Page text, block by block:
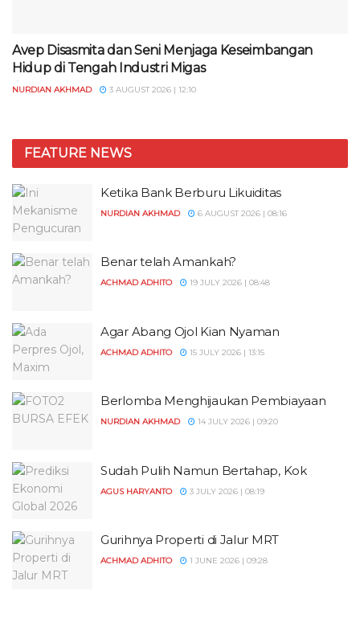
Avep Disasmita dan Seni Menjaga Keseimbangan
Hidup di Tengah Industri Migas
NURDIAN AKHMAD 3 AUGUST 2026 | 12:10
FEATURE NEWS
Ketika Bank Berburu Likuiditas
NURDIAN AKHMAD 6 AUGUST 2026 | 08:16
Benar telah Amankah?
ACHMAD ADHITO 19 JULY 2026 | 08:48
Agar Abang Ojol Kian Nyaman
ACHMAD ADHITO 15 JULY 2026 | 13:15
Berlomba Menghijaukan Pembiayaan
NURDIAN AKHMAD 14 JULY 2026 | 09:20
Sudah Pulih Namun Bertahap, Kok
AGUS HARYANTO 3 JULY 2026 | 08:19
Gurihnya Properti di Jalur MRT
ACHMAD ADHITO 1 JUNE 2026 | 09:28